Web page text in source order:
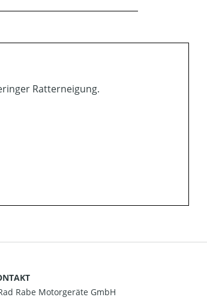
Ratterneigung.
Rabe Motorgeräte GmbH